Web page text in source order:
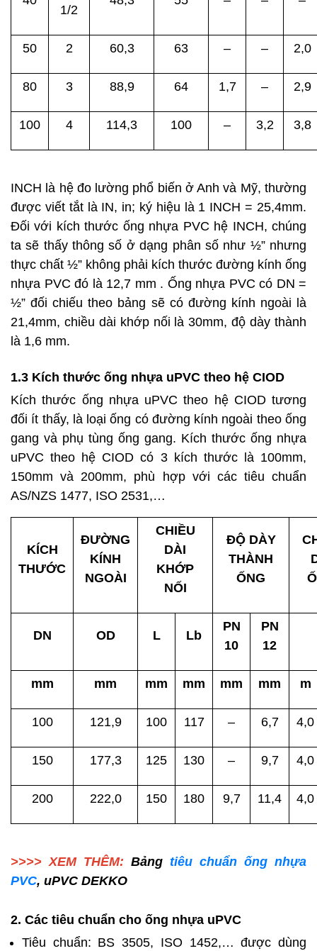
1/2
50 2 60,3 63 – – 2,0
80 3 88,9 64 1,7 – 2,9
100 4 114,3 100 – 3,2 3,8
INCH là hệ đo lường phổ biến ở Anh và Mỹ, thường
được viết tắt là IN, in; ký hiệu là 1 INCH = 25,4mm.
Đối với kích thước ống nhựa PVC hệ INCH, chúng
ta sẽ thấy thông số ở dạng phân số như ½” nhưng
thực chất ½” không phải kích thước đường kính ống
nhựa PVC đó là 12,7 mm . Ống nhựa PVC có DN =
½” đối chiếu theo bảng sẽ có đường kính ngoài là
21,4mm, chiều dài khớp nối là 30mm, độ dày thành
là 1,6 mm.
1.3 Kích thước ống nhựa uPVC theo hệ CIOD
Kích thước ống nhựa uPVC theo hệ CIOD tương
đối ít thấy, là loại ống có đường kính ngoài theo ống
gang và phụ tùng ống gang. Kích thước ống nhựa
uPVC theo hệ CIOD có 3 kích thước là 100mm,
150mm và 200mm, phù hợp với các tiêu chuẩn
AS/NZS 1477, ISO 2531,…
KÍCH
THƯỚC
ĐƯỜNG
KÍNH
NGOÀI
CHIỀU
DÀI
KHỚP
NỐI
ĐỘ DÀY
THÀNH
ỐNG
DN OD L Lb
PN
10
PN
12
mm mm mm mm mm mm m
100 121,9 100 117 – 6,7 4,0
150 177,3 125 130 – 9,7 4,0
200 222,0 150 180 9,7 11,4 4,0
>>>> XEM THÊM: Bảng tiêu chuẩn ống nhựa
PVC, uPVC DEKKO
2. Các tiêu chuẩn cho ống nhựa uPVC
Tiêu chuẩn: BS 3505, ISO 1452,… được dùng